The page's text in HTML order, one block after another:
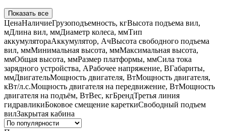
Показать все
ЦенаНаличиеГрузоподъемность, кгВысота подъема вил,
мДлина вил, ммДиаметр колеса, ммТип
аккумулятораАккумулятор, АчВысота свободного подъема
вил, ммМинимальная высота, ммМаксимальная высота,
ммОбщая высота, ммРазмер платформы, ммСила тока
зарядного устройства, АРабочее напряжение, ВГабариты,
ммДвигательМощность двигателя, ВтМощность двигателя,
кВт/л.с.Мощность двигателя на передвижение, ВтМощность
двигателя на подъём, ВтВес, кгБрендТретья линия
гидравликиБоковое смещение кареткиСвободный подъем
вилЗакрытая кабина